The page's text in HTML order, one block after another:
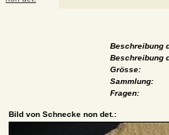
Beschreibung
Beschreibung
Grösse:
Sammlung:
Fragen:
Bild von Schnecke non det.: